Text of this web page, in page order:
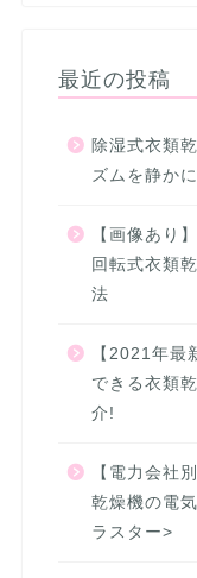
最近の投稿
除湿式衣類
ズムを静か
【画像あり
回転式衣類
法
【2021年最
できる衣類
介!
【電力会社
乾燥機の電
ラスター>